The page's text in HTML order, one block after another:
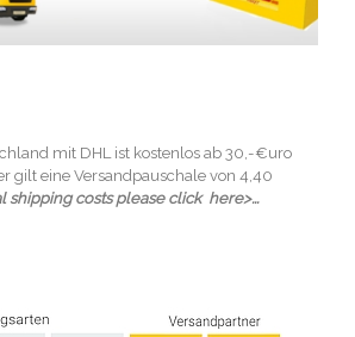
mit DHL ist kostenlos ab 30,-€uro
gilt eine Versandpauschale von 4,40
shipping costs please click here>...